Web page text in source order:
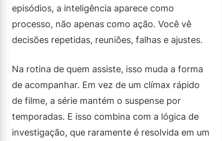
episódios, a inteligência aparece como
processo, não apenas como ação. Você vê
decisões repetidas, reuniões, falhas e ajustes.
Na rotina de quem assiste, isso muda a forma
de acompanhar. Em vez de um clímax rápido
de filme, a série mantém o suspense por
temporadas. E isso combina com a lógica de
investigação, que raramente é resolvida em um